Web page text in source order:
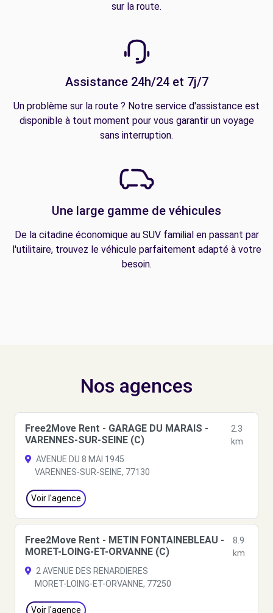
sur la route.
Assistance 24h/24 et 7j/7
Un problème sur la route ? Notre service d'assistance est
disponible à tout moment pour vous garantir un voyage
sans interruption.
Une large gamme de véhicules
De la citadine économique au SUV familial en passant par
l'utilitaire, trouvez le véhicule parfaitement adapté à votre
besoin.
Nos agences
Free2Move Rent - GARAGE DU MARAIS -
VARENNES-SUR-SEINE (C)
2.3
km
AVENUE DU 8 MAI 1945
VARENNES-SUR-SEINE, 77130
Voir l'agence
Free2Move Rent - METIN FONTAINEBLEAU -
MORET-LOING-ET-ORVANNE (C)
8.9
km
2 AVENUE DES RENARDIERES
MORET-LOING-ET-ORVANNE, 77250
Voir l'agence